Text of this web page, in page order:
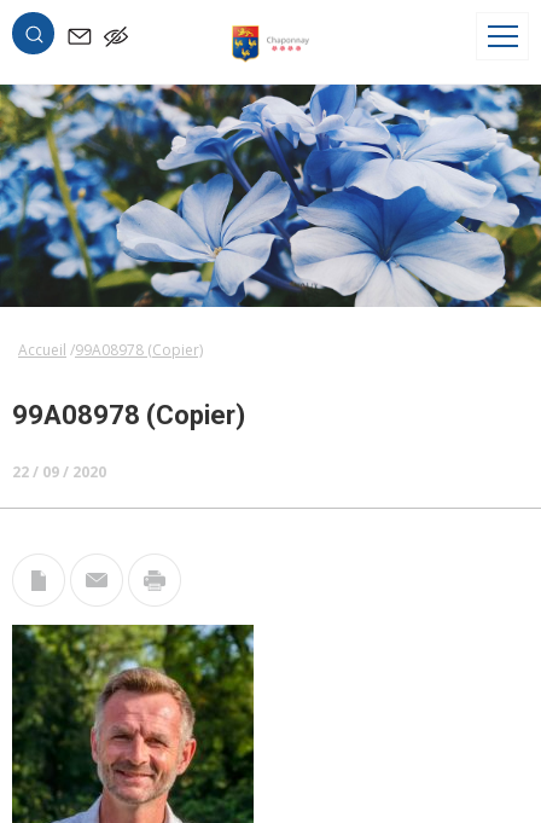
OK
Accueil 99A08978 (Copier)
99A08978 (Copier)
22 / 09 / 2020